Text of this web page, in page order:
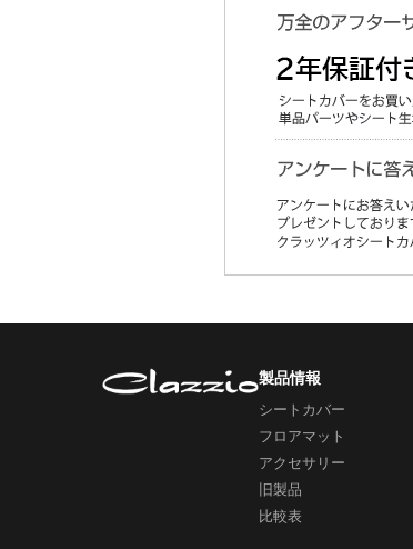
製品情報
シートカバー
フロアマット
アクセサリー
旧製品
比較表